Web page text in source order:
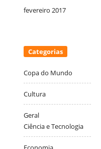
fevereiro 2017
Categorias
Copa do Mundo
Cultura
Geral
Ciência e Tecnologia